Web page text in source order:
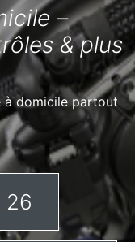
–
& plus
à domicile partout
26